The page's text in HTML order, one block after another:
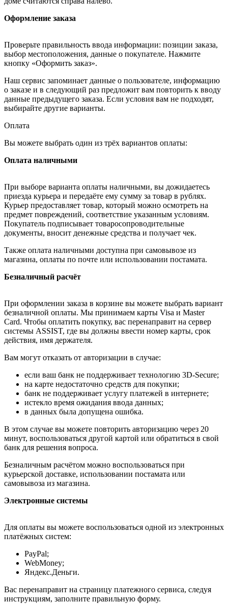
Оформление заказа
Проверьте правильность ввода информации: позиции заказа,
выбор местоположения, данные о покупателе. Нажмите
кнопку «Оформить заказ».
Наш сервис запоминает данные о пользователе, информацию
о заказе и в следующий раз предложит вам повторить к вводу
данные предыдущего заказа. Если условия вам не подходят,
выбирайте другие варианты.
Оплата
Вы можете выбрать один из трёх вариантов оплаты:
Оплата наличными
При выборе варианта оплаты наличными, вы дожидаетесь
приезда курьера и передаёте ему сумму за товар в рублях.
Курьер предоставляет товар, который можно осмотреть на
предмет повреждений, соответствие указанным условиям.
Покупатель подписывает товаросопроводительные
документы, вносит денежные средства и получает чек.
Также оплата наличными доступна при самовывозе из
магазина, оплаты по почте или использовании постамата.
Безналичный расчёт
При оформлении заказа в корзине вы можете выбрать вариант
безналичной оплаты. Мы принимаем карты Visa и Master
Card. Чтобы оплатить покупку, вас перенаправит на сервер
системы ASSIST, где вы должны ввести номер карты, срок
действия, имя держателя.
Вам могут отказать от авторизации в случае:
если ваш банк не поддерживает технологию 3D-Secure;
на карте недостаточно средств для покупки;
банк не поддерживает услугу платежей в интернете;
истекло время ожидания ввода данных;
в данных была допущена ошибка.
В этом случае вы можете повторить авторизацию через 20
минут, воспользоваться другой картой или обратиться в свой
банк для решения вопроса.
Безналичным расчётом можно воспользоваться при
курьерской доставке, использовании постамата или
самовывоза из магазина.
Электронные системы
Для оплаты вы можете воспользоваться одной из электронных
платёжных систем:
PayPal;
WebMoney;
Яндекс.Деньги.
Вас перенаправит на страницу платежного сервиса, следуя
инструкциям, заполните правильную форму.